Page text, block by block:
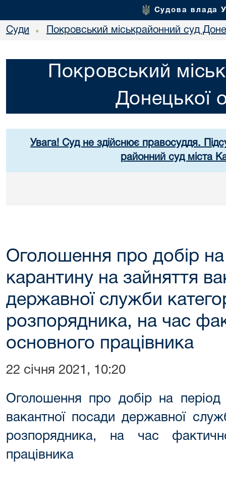
Судова влада
Суди • Покровський міськрайонний суд
Покровський
Донецької
Увага! Суд не здійснює правосуддя.
районний суд міста
Оголошення про добір на
карантину на зайняття
державної служби
розпорядника, на час
основного працівника
22 січня 2021, 10:20
Оголошення про добір на період
вакантної посади державної
розпорядника, на час
працівника